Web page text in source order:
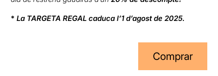
*La TARGETA REGAL caduca l’1 d’agost de 2025.
Comprar